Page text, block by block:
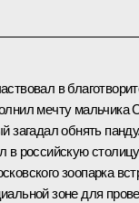
в
мечту мальчика
загадал обнять
в российскую
зоопарка
зоне для